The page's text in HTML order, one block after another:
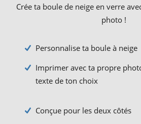
Crée ta boule de neige en verre
photo !
Personnalise ta boule à neige
Imprimer avec ta propre
texte de ton choix
Conçue pour les deux côtés